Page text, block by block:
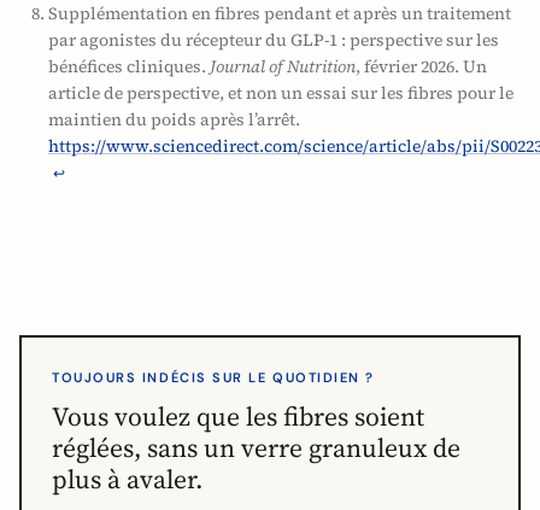
Supplémentation en fibres pendant et après un traitement
par agonistes du récepteur du GLP-1 : perspective sur les
bénéfices cliniques.Journal of Nutrition, février 2026. Un
article de perspective, et non un essai sur les fibres pour le
maintien du poids après l’arrêt.
https://www.sciencedirect.com/science/article/abs/pii/
↩
TOUJOURS INDÉCIS SUR LE QUOTIDIEN ?
Vous voulez que les fibres soient
réglées, sans un verre granuleux de
plus à avaler.